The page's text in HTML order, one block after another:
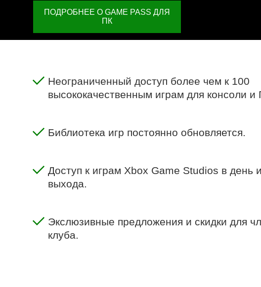
ПОДРОБНЕЕ О GAME PASS ДЛЯ
ПК
Неограниченный доступ более чем к 100
высококачественным играм для консоли и
Библиотека игр постоянно обновляется.
Доступ к играм Xbox Game Studios в день
выхода.
Экслюзивные предложения и скидки для
клуба.